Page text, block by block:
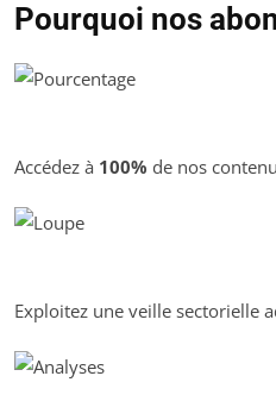
Pourquoi nos
Accédez à 100% de nos
Exploitez une veille sectorielle